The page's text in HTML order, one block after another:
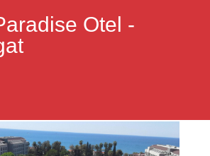
Otel -